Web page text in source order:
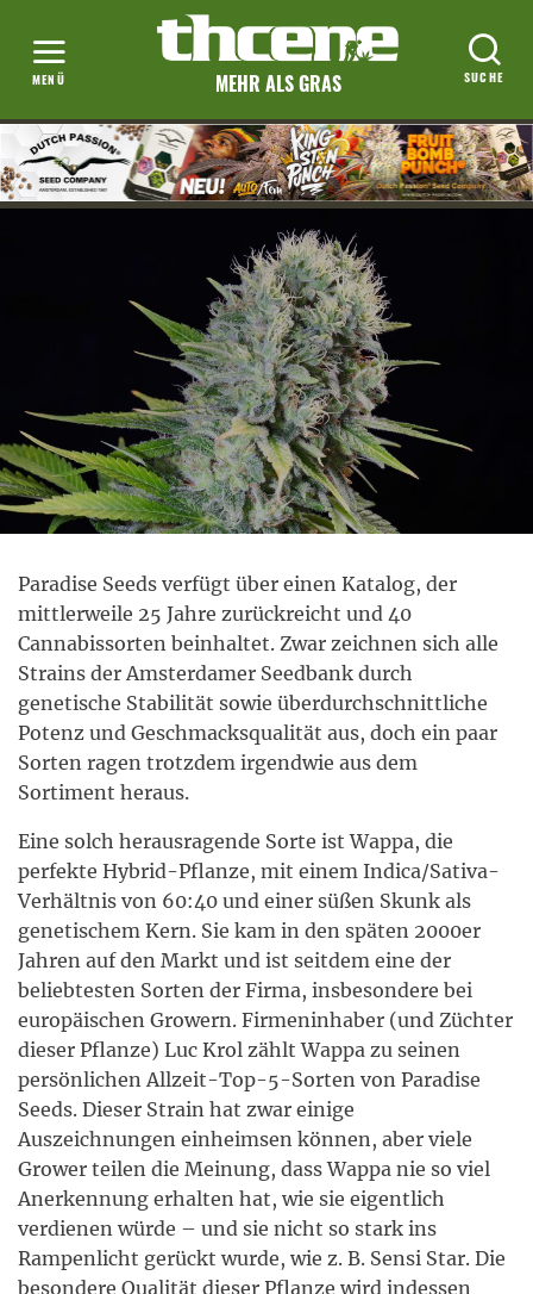
MEHR ALS GRAS
Paradise Seeds verfügt über einen Katalog, der
mittlerweile 25 Jahre zurückreicht und 40
Cannabissorten beinhaltet. Zwar zeichnen sich alle
Strains der Amsterdamer Seedbank durch
genetische Stabilität sowie überdurchschnittliche
Potenz und Geschmacksqualität aus, doch ein paar
Sorten ragen trotzdem irgendwie aus dem
Sortiment heraus.
Eine solch herausragende Sorte ist Wappa, die
perfekte Hybrid-Pflanze, mit einem Indica/Sativa-
Verhältnis von 60:40 und einer süßen Skunk als
genetischem Kern. Sie kam in den späten 2000er
Jahren auf den Markt und ist seitdem eine der
beliebtesten Sorten der Firma, insbesondere bei
europäischen Growern. Firmeninhaber (und Züchter
dieser Pflanze) Luc Krol zählt Wappa zu seinen
persönlichen Allzeit-Top-5-Sorten von Paradise
Seeds. Dieser Strain hat zwar einige
Auszeichnungen einheimsen können, aber viele
Grower teilen die Meinung, dass Wappa nie so viel
Anerkennung erhalten hat, wie sie eigentlich
verdienen würde – und sie nicht so stark ins
Rampenlicht gerückt wurde, wie z. B. Sensi Star. Die
besondere Qualität dieser Pflanze wird indessen